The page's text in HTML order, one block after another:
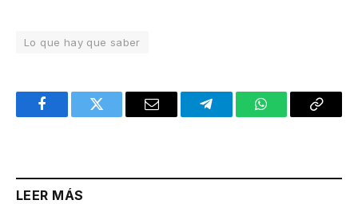
Lo que hay que saber
FacebookTwitter Email TelegramWhatsAppCopy
LEER MÁS